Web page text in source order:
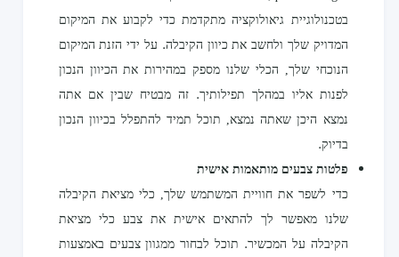
בטכנולוגיית גיאולוקציה מתקדמת כדי לקבוע את המיקום
המדויק שלך ולחשב את כיוון הקיבלה. על ידי הזנת המיקום
הנוכחי שלך, הכלי שלנו מספק במהירות את הכיוון הנכון
לפנות אליו במהלך תפילותיך. זה מבטיח שבין אם אתה
נמצא היכן שאתה נמצא, תוכל תמיד להתפלל בכיוון הנכון
בדיוק.
פלטות צבעים מותאמות אישית
כדי לשפר את חוויית המשתמש שלך, כלי מציאת הקיבלה
שלנו מאפשר לך להתאים אישית את צבע כלי מציאת
הקיבלה על המכשיר. תוכל לבחור ממגוון צבעים באמצעות